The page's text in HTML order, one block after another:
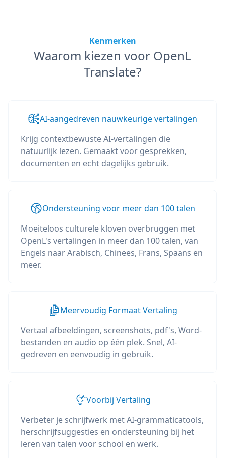
Kenmerken
Waarom kiezen voor OpenL
Translate?
AI-aangedreven nauwkeurige vertalingen
Krijg contextbewuste AI-vertalingen die
natuurlijk lezen. Gemaakt voor gesprekken,
documenten en echt dagelijks gebruik.
Ondersteuning voor meer dan 100 talen
Moeiteloos culturele kloven overbruggen met
OpenL's vertalingen in meer dan 100 talen, van
Engels naar Arabisch, Chinees, Frans, Spaans en
meer.
Meervoudig Formaat Vertaling
Vertaal afbeeldingen, screenshots, pdf's, Word-
bestanden en audio op één plek. Snel, AI-
gedreven en eenvoudig in gebruik.
Voorbij Vertaling
Verbeter je schrijfwerk met AI-grammaticatools,
herschrijfsuggesties en ondersteuning bij het
leren van talen voor school en werk.